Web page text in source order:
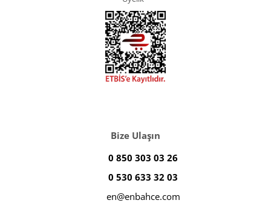
Bize Ulaşın
0 850 303 03 26
0 530 633 32 03
en@enbahce.com